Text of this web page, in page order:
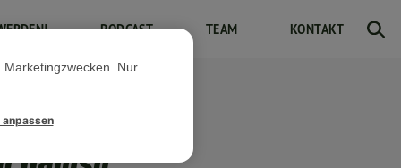
PODCAST TEAM KONTAKT
Nur